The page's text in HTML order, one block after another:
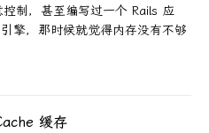
制，甚至编写过一个 Rails 应
擎，那时候就觉得内存没有不够
缓存